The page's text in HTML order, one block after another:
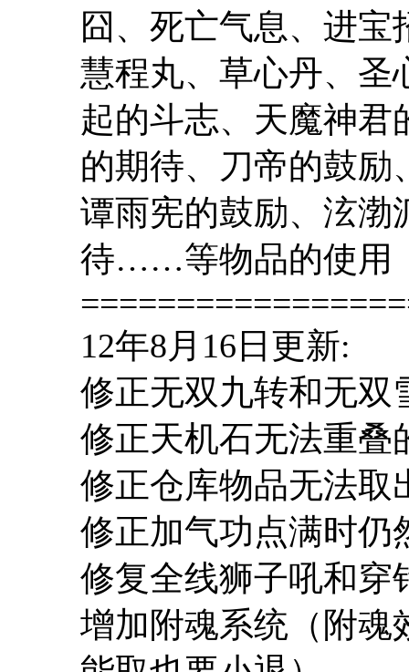
囧、死亡气息、进
慧程丸、草心丹、圣
起的斗志、天魔神君
的期待、刀帝的鼓励
谭雨宪的鼓励、泫渤
待……等物品的使用
12年8月16日更新:
修正无双九转和无双
修正天机石无法重叠
修正仓库物品无法取
修正加气功点满时仍
修复全线狮子吼和穿
增加附魂系统（附魂